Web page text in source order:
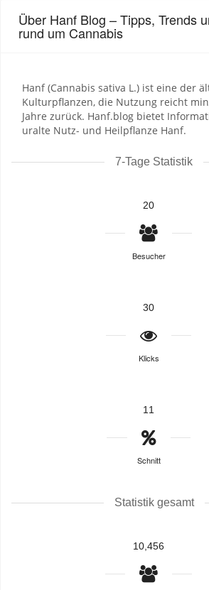
Über Hanf Blog – Tipps, Trends
rund um Cannabis
Hanf (Cannabis sativa L.) ist eine der
Kulturpflanzen, die Nutzung reicht
Jahre zurück. Hanf.blog bietet
uralte Nutz- und Heilpflanze Hanf.
7-Tage Statistik
20
Besucher
30
Klicks
11
Schnitt
Statistik gesamt
10,456